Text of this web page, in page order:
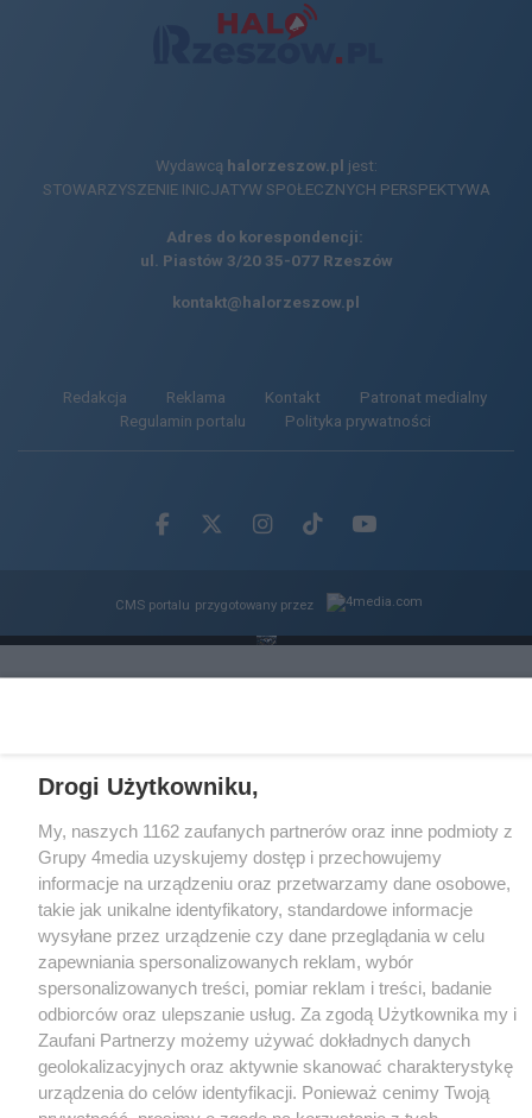
Wydawcą halorzeszow.pl jest:
STOWARZYSZENIE INICJATYW SPOŁECZNYCH PERSPEKTYWA
Adres do korespondencji:
ul. Piastów 3/20 35-077 Rzeszów
kontakt@halorzeszow.pl
Redakcja Reklama Kontakt
Patronat medialny
Regulamin portalu
Polityka prywatności
Facebook.com
X.comInstagram.com
Tiktok.comYoutube.com
CMS portalu przygotowany przez
24.18%
Drogi Użytkowniku,
My, naszych 1162 zaufanych partnerów oraz inne podmioty z
Grupy 4media uzyskujemy dostęp i przechowujemy
informacje na urządzeniu oraz przetwarzamy dane osobowe,
takie jak unikalne identyfikatory, standardowe informacje
wysyłane przez urządzenie czy dane przeglądania w celu
zapewniania spersonalizowanych reklam, wybór
spersonalizowanych treści, pomiar reklam i treści, badanie
odbiorców oraz ulepszanie usług. Za zgodą Użytkownika my i
Zaufani Partnerzy możemy używać dokładnych danych
geolokalizacyjnych oraz aktywnie skanować charakterystykę
urządzenia do celów identyfikacji. Ponieważ cenimy Twoją